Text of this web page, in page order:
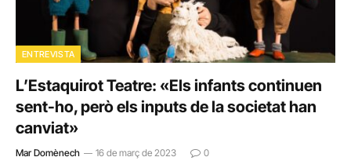
ENTREVISTA
L’Estaquirot Teatre: «Els infants continuen
sent-ho, però els inputs de la societat han
canviat»
Mar Domènech 16 de març de 2023 0